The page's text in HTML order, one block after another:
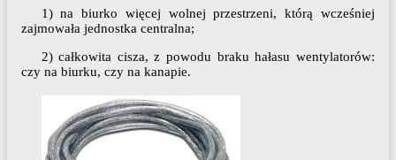
1) na biurko więcej wolnej przestrzeni, którą wcześniej
zajmowała jednostka centralna;
2) całkowita cisza, z powodu braku hałasu wentylatorów:
czy na biurku, czy na kanapie.